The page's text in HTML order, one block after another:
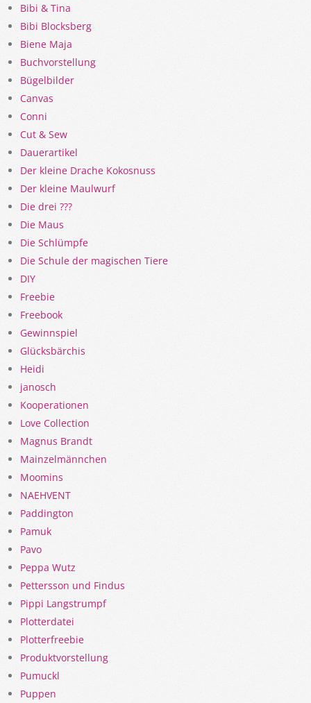
Bibi & Tina
Bibi Blocksberg
Biene Maja
Buchvorstellung
Bügelbilder
Canvas
Conni
Cut & Sew
Dauerartikel
Der kleine Drache Kokosnuss
Der kleine Maulwurf
Die drei ???
Die Maus
Die Schlümpfe
Die Schule der magischen Tiere
DIY
Freebie
Freebook
Gewinnspiel
Glücksbärchis
Heidi
janosch
Kooperationen
Love Collection
Magnus Brandt
Mainzelmännchen
Moomins
NAEHVENT
Paddington
Pamuk
Pavo
Peppa Wutz
Pettersson und Findus
Pippi Langstrumpf
Plotterdatei
Plotterfreebie
Produktvorstellung
Pumuckl
Puppen